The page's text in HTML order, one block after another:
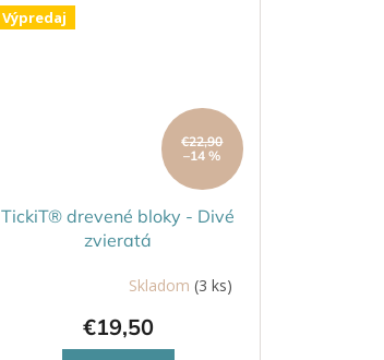
Výpredaj
€22,90
–14 %
TickiT® drevené bloky - Divé
zvieratá
Skladom(3 ks)
€19,50